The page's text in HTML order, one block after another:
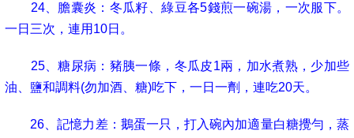
24、膽囊炎：冬瓜籽、綠豆各5錢煎一碗湯，一次服下。
一日三次，連用 10日。
25、糖尿病：豬胰一條，冬瓜皮1兩，加水煮熟，少加些
油、鹽和調料(勿加酒、糖)吃下，一日一劑，連吃20天。
26 、記憶力差：鵝蛋一只，打入碗內加適量白糖攪勻，蒸